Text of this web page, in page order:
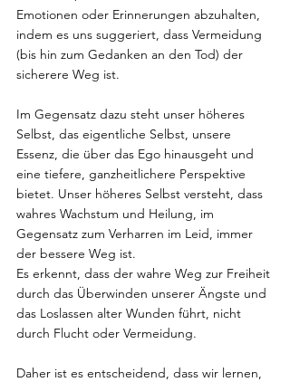
Emotionen oder Erinnerungen abzuhalten,
indem es uns suggeriert, dass Vermeidung
(bis hin zum Gedanken an den Tod) der
sicherere Weg ist.
Im Gegensatz dazu steht unser höheres
Selbst, das eigentliche Selbst, unsere
Essenz, die über das Ego hinausgeht und
eine tiefere, ganzheitlichere Perspektive
bietet. Unser höheres Selbst versteht, dass
wahres Wachstum und Heilung, im
Gegensatz zum Verharren im Leid, immer
der bessere Weg ist.
Es erkennt, dass der wahre Weg zur Freiheit
durch das Überwinden unserer Ängste und
das Loslassen alter Wunden führt, nicht
durch Flucht oder Vermeidung.
Daher ist es entscheidend, dass wir lernen,